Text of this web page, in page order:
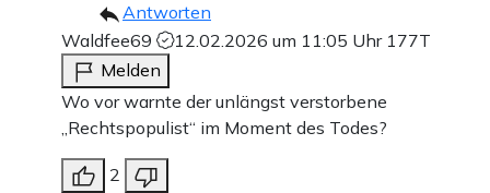
Antworten
Waldfee69
12.02.2026 um 11:05 Uhr 177T
Melden
Wo vor warnte der unlängst verstorbene
„Rechtspopulist“ im Moment des Todes?
2